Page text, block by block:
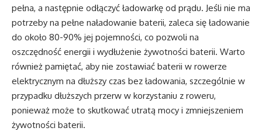
pełna, a następnie odłączyć ładowarkę od prądu. Jeśli nie ma
potrzeby na pełne naładowanie baterii, zaleca się ładowanie
do około 80-90% jej pojemności, co pozwoli na
oszczędność energii i wydłużenie żywotności baterii. Warto
również pamiętać, aby nie zostawiać baterii w rowerze
elektrycznym na dłuższy czas bez ładowania, szczególnie w
przypadku dłuższych przerw w korzystaniu z roweru,
ponieważ może to skutkować utratą mocy i zmniejszeniem
żywotności baterii.